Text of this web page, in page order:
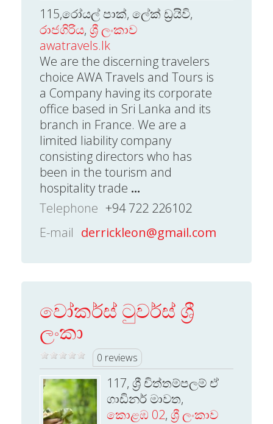
115,රෝයල් පාක්, ලේක් ඩ්‍රයිවි,
රාජගිරිය, ශ්‍රී ලංකාව
awatravels.lk
We are the discerning travelers
choice AWA Travels and Tours is
a Company having its corporate
office based in Sri Lanka and its
branch in France. We are a
limited liability company
consisting directors who has
been in the tourism and
hospitality trade ...
Telephone +94 722 226102
E-mail derrickleon@gmail.com
වෝකර්ස් ටුවර්ස් ශ්‍රී
ලංකා
0 reviews
117, ශ්‍රී චිත්තම්පලම් ඒ
ගාඩිනර් මාවත,
කොළඹ 02, ශ්‍රී ලංකාව